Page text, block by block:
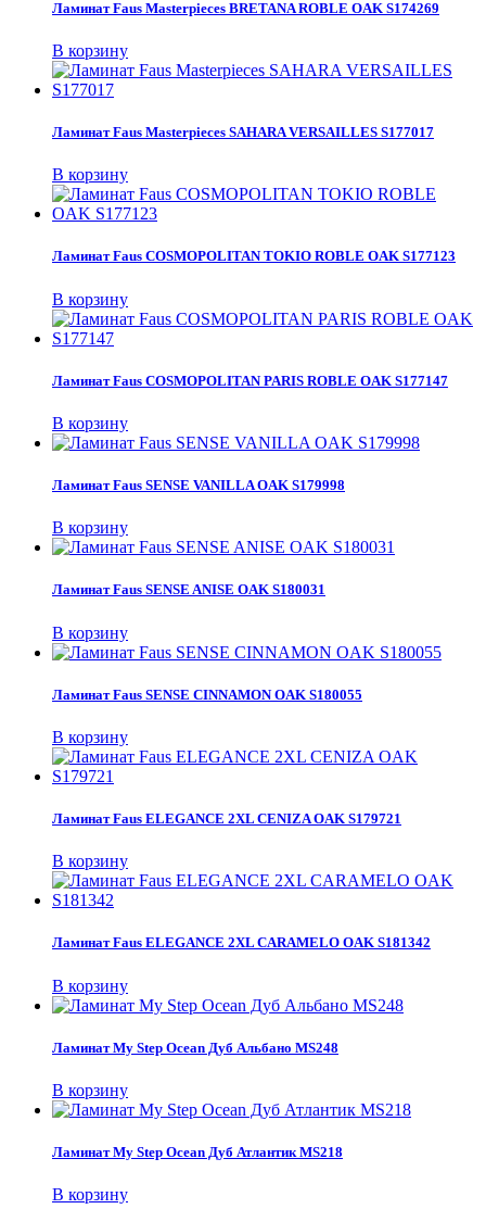
Ламинат Faus Masterpieces BRETANA ROBLE OAK S174269
В корзину
Ламинат Faus Masterpieces SAHARA VERSAILLES S177017
В корзину
Ламинат Faus COSMOPOLITAN TOKIO ROBLE OAK S177123
В корзину
Ламинат Faus COSMOPOLITAN PARIS ROBLE OAK S177147
В корзину
Ламинат Faus SENSE VANILLA OAK S179998
В корзину
Ламинат Faus SENSE ANISE OAK S180031
В корзину
Ламинат Faus SENSE CINNAMON OAK S180055
В корзину
Ламинат Faus ELEGANCE 2XL CENIZA OAK S179721
В корзину
Ламинат Faus ELEGANCE 2XL CARAMELO OAK S181342
В корзину
Ламинат My Step Ocean Дуб Альбано MS248
В корзину
Ламинат My Step Ocean Дуб Атлантик MS218
В корзину